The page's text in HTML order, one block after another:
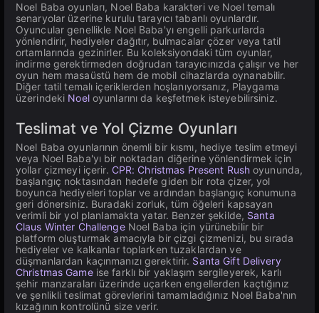
Noel Baba oyunları, Noel Baba karakteri ve Noel temalı
senaryolar üzerine kurulu tarayıcı tabanlı oyunlardır.
Oyuncular genellikle Noel Baba'yı engelli parkurlarda
yönlendirir, hediyeler dağıtır, bulmacalar çözer veya tatil
ortamlarında gezinirler. Bu koleksiyondaki tüm oyunlar,
indirme gerektirmeden doğrudan tarayıcınızda çalışır ve her
oyun hem masaüstü hem de mobil cihazlarda oynanabilir.
Diğer tatil temalı içeriklerden hoşlanıyorsanız, Playgama
üzerindeki Noeloyunlarını da keşfetmek isteyebilirsiniz.
Teslimat ve Yol Çizme Oyunları
Noel Baba oyunlarının önemli bir kısmı, hediye teslim etmeyi
veya Noel Baba'yı bir noktadan diğerine yönlendirmek için
yollar çizmeyi içerir. CPR: Christmas Present Rush oyununda,
başlangıç noktasından hedefe giden bir rota çizer, yol
boyunca hediyeleri toplar ve ardından başlangıç konumuna
geri dönersiniz. Buradaki zorluk, tüm öğeleri kapsayan
verimli bir yol planlamakta yatar. Benzer şekilde, Santa
Claus Winter ChallengeNoel Baba için yürünebilir bir
platform oluşturmak amacıyla bir çizgi çizmenizi, bu sırada
hediyeler ve kalkanlar toplarken tuzaklardan ve
düşmanlardan kaçınmanızı gerektirir. Santa Gift Delivery
Christmas Gameise farklı bir yaklaşım sergileyerek, karlı
şehir manzaraları üzerinde uçarken engellerden kaçtığınız
ve şenlikli teslimat görevlerini tamamladığınız Noel Baba'nın
kızağının kontrolünü size verir.